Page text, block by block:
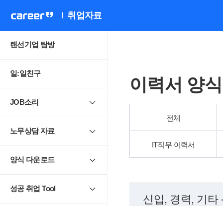
취업자료
랜선기업 탐방
일:일친구
JOB소리
노무상담 자료
양식 다운로드
성공 취업 Tool
이력서 양
전체
IT직무 이력서
신입, 경력, 기타